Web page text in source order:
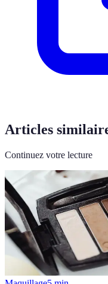
Articles
Continuez votre lecture